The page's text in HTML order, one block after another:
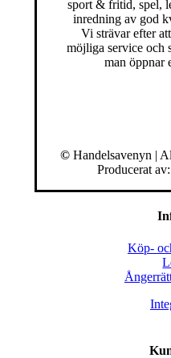
sport & fritid, spel,
inredning av god
Vi strävar efter
möjliga service och
man öppnar
© Handelsavenyn |
Producerat av:
Köp-